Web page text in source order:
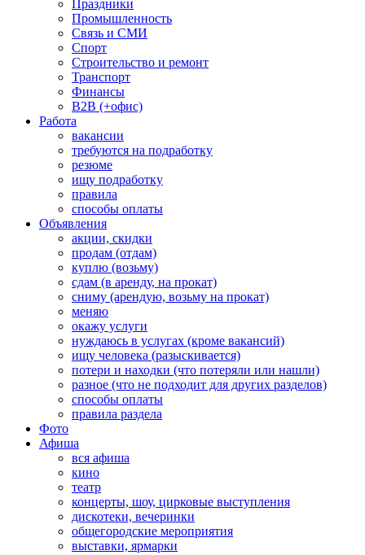
Праздники
Промышленность
Связь и СМИ
Спорт
Строительство и ремонт
Транспорт
Финансы
B2B (+офис)
Работа
вакансии
требуются на подработку
резюме
ищу подработку
правила
способы оплаты
Объявления
акции, скидки
продам (отдам)
куплю (возьму)
сдам (в аренду, на прокат)
сниму (арендую, возьму на прокат)
меняю
окажу услуги
нуждаюсь в услугах (кроме вакансий)
ищу человека (разыскивается)
потери и находки (что потеряли или нашли)
разное (что не подходит для других разделов)
способы оплаты
правила раздела
Фото
Афиша
вся афиша
кино
театр
концерты, шоу, цирковые выступления
дискотеки, вечеринки
общегородские мероприятия
выставки, ярмарки